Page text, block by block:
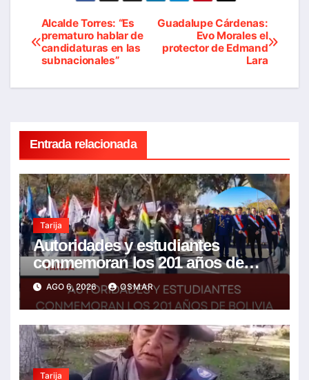
Navegación
de
entradas
Guadalupe Cárdenas:
Evo Morales el
protector de Edmand
Lara
Alcalde Torres: “Es
prematuro hablar de
candidaturas en las
subnacionales”
Entrada relacionada
Tarija
Autoridades y estudiantes
conmemoran los 201 años de
Bolivia con la esperanza de un
mejor futuro
AGO 6, 2026 OSMAR
Tarija